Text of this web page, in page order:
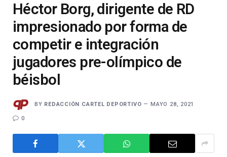
Héctor Borg, dirigente de RD
impresionado por forma de
competir e integración
jugadores pre-olímpico de
béisbol
BY REDACCIÓN CARTEL DEPORTIVO MAYO 28, 2021
0